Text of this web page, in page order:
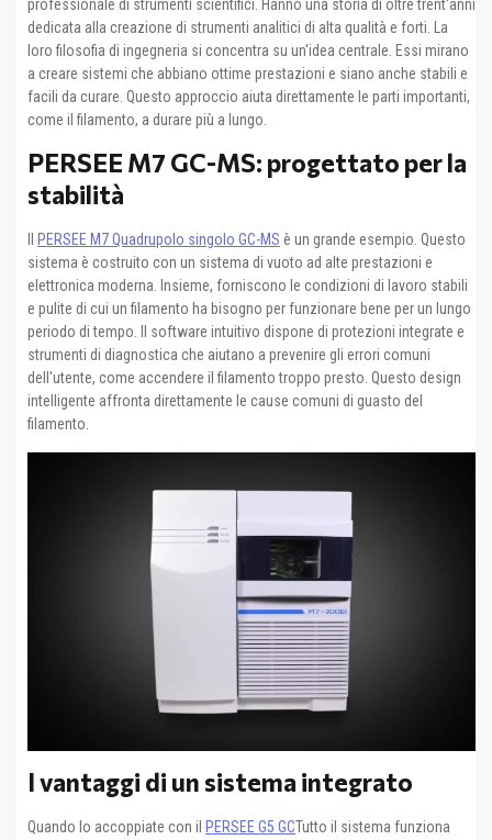
professionale di strumenti scientifici. Hanno una storia di oltre trent'anni
dedicata alla creazione di strumenti analitici di alta qualità e forti. La
loro filosofia di ingegneria si concentra su un'idea centrale. Essi mirano
a creare sistemi che abbiano ottime prestazioni e siano anche stabili e
facili da curare. Questo approccio aiuta direttamente le parti importanti,
come il filamento, a durare più a lungo.
PERSEE M7 GC-MS: progettato per la
stabilità
PERSEE M7 Quadrupolo singolo GC-MS è un grande esempio. Questo
sistema è costruito con un sistema di vuoto ad alte prestazioni e
elettronica moderna. Insieme, forniscono le condizioni di lavoro stabili
e pulite di cui un filamento ha bisogno per funzionare bene per un lungo
periodo di tempo. Il software intuitivo dispone di protezioni integrate e
strumenti di diagnostica che aiutano a prevenire gli errori comuni
dell'utente, come accendere il filamento troppo presto. Questo design
intelligente affronta direttamente le cause comuni di guasto del
filamento.
I vantaggi di un sistema integrato
Quando lo accoppiate con il PERSEE G5 GCTutto il sistema funziona